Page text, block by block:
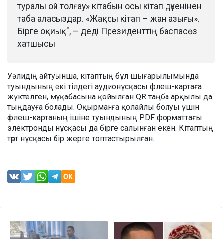
туралы ой толғау» кітабын осы кітап дүкенінен
таба аласыздар. «Жақсы кітап – жан азығы».
Бірге оқиық", – деді Президенттің баспасөз
хатшысы.
Уәлидің айтуынша, кітаптың бұл шығарылымында
туындының екі тілдегі аудионұсқасы флеш-картаға
жүктелген, мұқабасына қойылған QR таңба арқылы да
тыңдауға болады. Оқырманға қолайлы болуы үшін
флеш-картаның ішіне туындының PDF форматтағы
электронды нұсқасы да бірге салынған екен. Кітаптың
төрт нұсқасы бір жерге топтастырылған.